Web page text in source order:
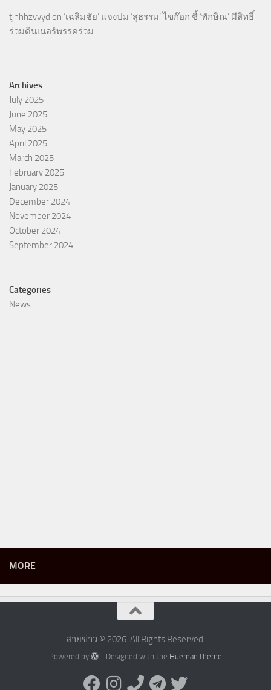
tjhhhzvvyd on ‘เฉลิมชัย’ แจงปม ‘สุธรรม’ ไขก๊อก ชี้ ‘ทักษิณ’ มีสิทธิ์
ร่วมดินเนอร์พรรคร่วม
Archives
July 2025
June 2025
May 2025
April 2025
March 2025
February 2025
January 2025
December 2024
November 2024
October 2024
September 2024
Categories
News
MORE
สายข่าว © 2026. All Rights Reserved.
Powered by - Designed with the Hueman theme